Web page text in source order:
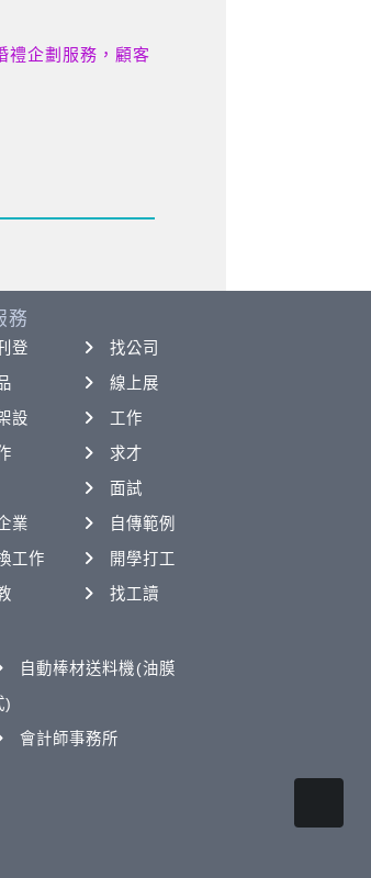
禮企劃服務，顧客
務
登
找公司
線上展
設
工作
求才
面試
業
自傳範例
工作
開學打工
找工讀
自動棒材送料機(油膜
)
會計師事務所